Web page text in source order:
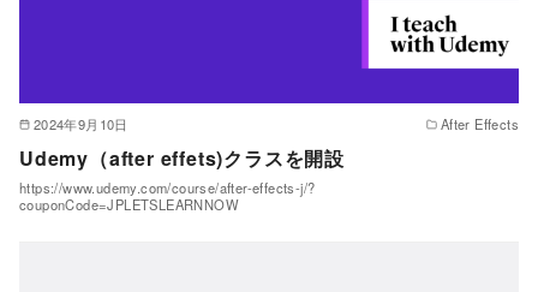
2024年9月10日 After Effects
Udemy（after effets)クラスを開設
https://www.udemy.com/course/after-effects-j/?
couponCode=JPLETSLEARNNOW